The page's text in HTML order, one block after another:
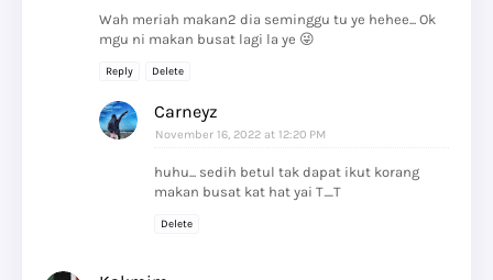
Wah meriah makan2 dia seminggu tu ye hehee... Ok
mgu ni makan busat lagi la ye 😜
Reply Delete
Carneyz
November 16, 2022 at 12:20 PM
huhu... sedih betul tak dapat ikut korang
makan busat kat hat yai T_T
Delete